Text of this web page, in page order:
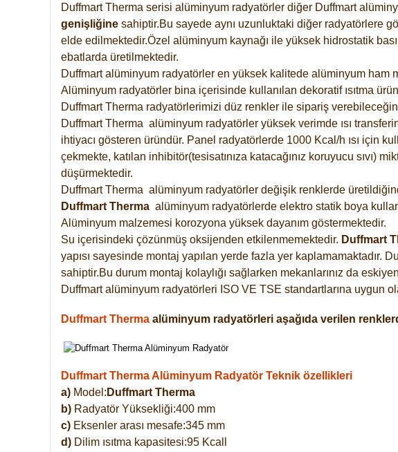
Duffmart Therma serisi alüminyum radyatörler diğer Duffmart
genişliğine sahiptir.Bu sayede aynı uzunluktaki diğer radyatörlere
elde edilmektedir.Özel alüminyum kaynağı ile yüksek hidrostatik
ebatlarda üretilmektedir.
Duffmart alüminyum radyatörler en yüksek kalitede alüminyum
Alüminyum radyatörler bina içerisinde kullanılan dekoratif ısıtma
Duffmart Therma radyatörlerimizi düz renkler ile sipariş
Duffmart Therma alüminyum radyatörler yüksek verimde ısı
ihtiyacı gösteren üründür. Panel radyatörlerde 1000 Kcal/h ısı için
çekmekte, katılan inhibitör(tesisatınıza katacağınız koruyucu sıvı)
düşürmektedir.
Duffmart Therma alüminyum radyatörler değişik renklerde
Duffmart Therma alüminyum radyatörlerde elektro statik boya
Alüminyum malzemesi korozyona yüksek dayanım göstermektedir.
Su içerisindeki çözünmüş oksijenden etkilenmemektedir. Duffmart
yapısı sayesinde montaj yapılan yerde fazla yer kaplamamaktadır.
sahiptir.Bu durum montaj kolaylığı sağlarken mekanlarınız da
Duffmart alüminyum radyatörleri ISO VE TSE standartlarına uygun
Duffmart Therma alüminyum radyatörleri aşağıda verilen
Duffmart Therma Alüminyum Radyatör Teknik özellikleri
a) Model: Duffmart Therma
b) Radyatör Yüksekliği:400 mm
c) Eksenler arası mesafe:345 mm
d) Dilim ısıtma kapasitesi:95 Kcall